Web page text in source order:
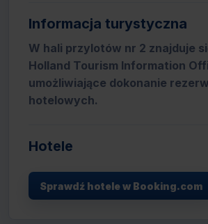
Informacja turystyczna
W hali przylotów nr 2 znajduje
Holland Tourism Information
umożliwiające dokonanie
hotelowych.
Hotele
Sprawdź hotele w Booking.com